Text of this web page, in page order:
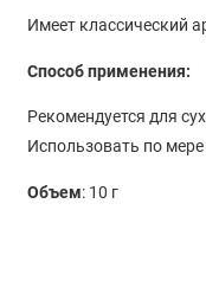
Имеет классический
Способ применения:
Рекомендуется для
Использовать по
Объем: 10 г